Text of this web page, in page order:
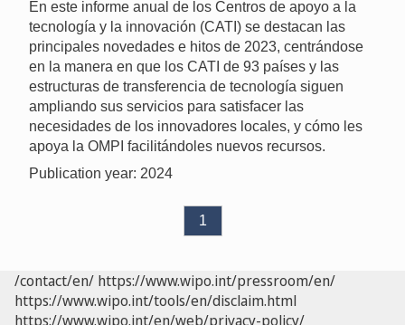
En este informe anual de los Centros de apoyo a la
tecnología y la innovación (CATI) se destacan las
principales novedades e hitos de 2023, centrándose
en la manera en que los CATI de 93 países y las
estructuras de transferencia de tecnología siguen
ampliando sus servicios para satisfacer las
necesidades de los innovadores locales, y cómo les
apoya la OMPI facilitándoles nuevos recursos.
Publication year: 2024
1
/contact/en/ https://www.wipo.int/pressroom/en/
https://www.wipo.int/tools/en/disclaim.html
https://www.wipo.int/en/web/privacy-policy/